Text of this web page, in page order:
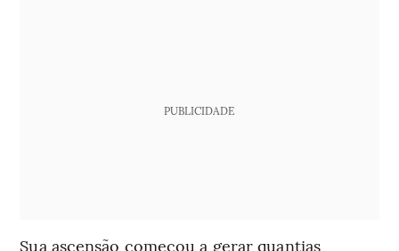
PUBLICIDADE
Sua ascensão começou a gerar quantias